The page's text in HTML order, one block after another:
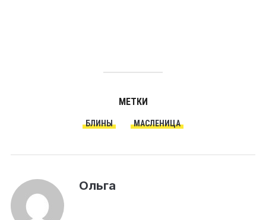
МЕТКИ
БЛИНЫ МАСЛЕНИЦА
Ольга